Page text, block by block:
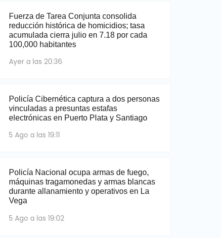
Fuerza de Tarea Conjunta consolida
reducción histórica de homicidios; tasa
acumulada cierra julio en 7.18 por cada
100,000 habitantes
Ayer a las 20:36
Policía Cibernética captura a dos personas
vinculadas a presuntas estafas
electrónicas en Puerto Plata y Santiago
5 Ago a las 19:11
Policía Nacional ocupa armas de fuego,
máquinas tragamonedas y armas blancas
durante allanamiento y operativos en La
Vega
5 Ago a las 19:02